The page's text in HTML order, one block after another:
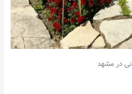
در مشهد